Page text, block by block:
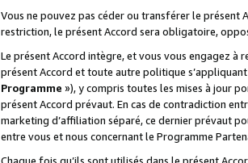
Vous ne pouvez pas céder ou transférer le présent
restriction, le présent Accord sera obligatoire,
Le présent Accord intègre, et vous vous engagez à
présent Accord et toute autre politique
Programme »), y compris toutes les mises à jour
présent Accord prévaut. En cas de contradiction
marketing d’affiliation séparé, ce dernier prévaut
entre vous et nous concernant le Programme